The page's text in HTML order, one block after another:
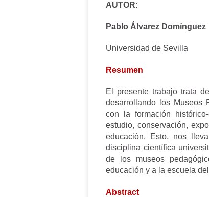
AUTOR:
Pablo Álvarez Domínguez
Universidad de Sevilla
Resumen
El presente trabajo trata
desarrollando los Museos
con la formación
estudio, conservación,
educación. Esto, nos
disciplina científica
de los museos
educación y a la escuela
Abstract